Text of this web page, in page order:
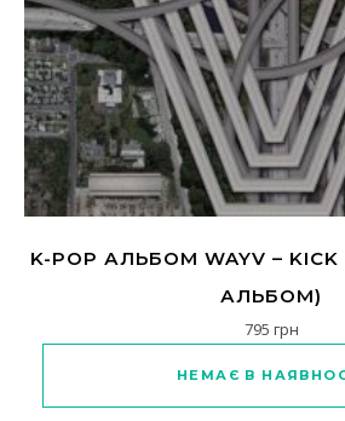
K-POP АЛЬБОМ WAYV –
АЛЬБОМ)
795 грн
НЕМАЄ В